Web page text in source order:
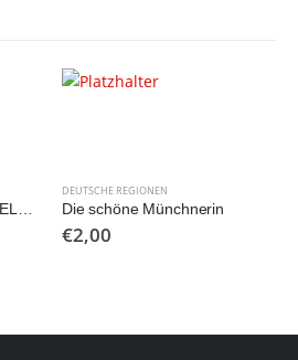
TEUFELSTRITT UND SEELENLOCH/AUS DEM HEIMATGESCHICHTLICHEN ARCHIV GEPLAUDERT
DEUTSCHE REGIONEN
Die schöne Münchnerin
€2,00